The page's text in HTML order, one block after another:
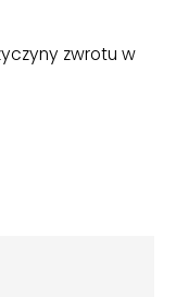
zwrotu w